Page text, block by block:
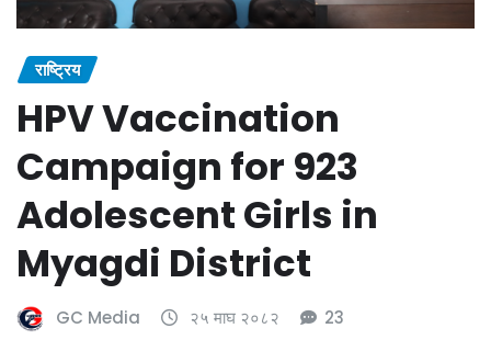
राष्ट्रिय
HPV Vaccination
Campaign for 923
Adolescent Girls in
Myagdi District
GC Media २५ माघ २०८२ 23